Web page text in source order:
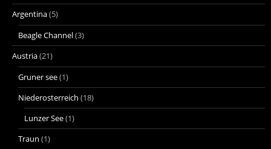
Argentina(5)
Beagle Channel(3)
Austria(21)
Gruner see(1)
Niederosterreich (18)
Lunzer See(1)
Traun (1)